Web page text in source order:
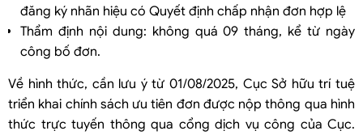
đăng ký nhãn hiệu có Quyết định chấp nhận đơn hợp lệ
Thẩm định nội dung: không quá 09 tháng, kể từ ngày
công bố đơn.
Về hình thức, cần lưu ý từ 01/08/2025, Cục Sở hữu trí tuệ
triển khai chính sách ưu tiên đơn được nộp thông qua hình
thức trực tuyến thông qua cổng dịch vụ công của Cục.